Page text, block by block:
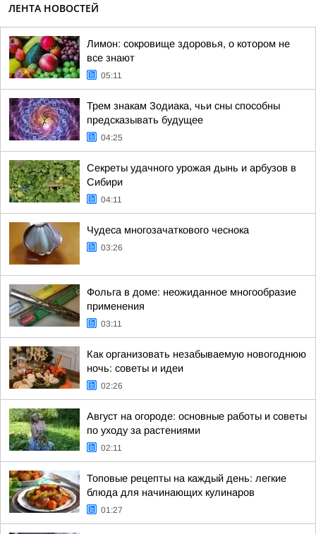
ЛЕНТА НОВОСТЕЙ
Лимон: сокровище здоровья, о котором не
все знают
05:11
Трем знакам Зодиака, чьи сны способны
предсказывать будущее
04:25
Секреты удачного урожая дынь и арбузов в
Сибири
04:11
Чудеса многозачаткового чеснока
03:26
Фольга в доме: неожиданное многообразие
применения
03:11
Как организовать незабываемую новогоднюю
ночь: советы и идеи
02:26
Август на огороде: основные работы и советы
по уходу за растениями
02:11
Топовые рецепты на каждый день: легкие
блюда для начинающих кулинаров
01:27